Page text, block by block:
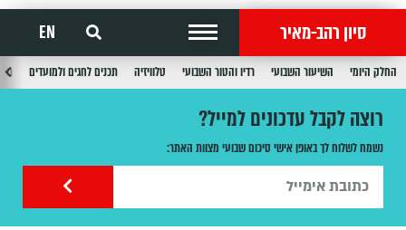
סיון רהב-מאיר EN
החלק היומי השיעור השבועי רדיו והטור השבועי טלוויזיה תכנים לחגים ולמועדים
רוצה לקבל עדכונים למייל?
נשמח לשלוח לך באופן אישי סיכום שבועי מצוות האתר: